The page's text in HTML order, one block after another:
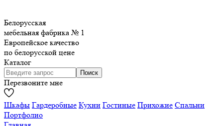
Белорусская
мебельная фабрика № 1
Европейское качество
по белорусской цене
Каталог
Перезвоните мне
Шкафы Гардеробные Кухни Гостиные Прихожие Спальни
Портфолио